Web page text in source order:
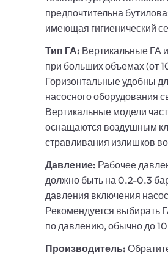
предпочтительна
имеющая гигиенический
Тип ГА: Вертикальные ГА
при больших объемах (от
Горизонтальные удобны
насосного оборудования
Вертикальные модели
оснащаются воздушным
стравливания излишков
Давление: Рабочее
должно быть на 0.2-0.3
давления включения
Рекомендуется выбирать
по давлению, обычно до
Производитель: